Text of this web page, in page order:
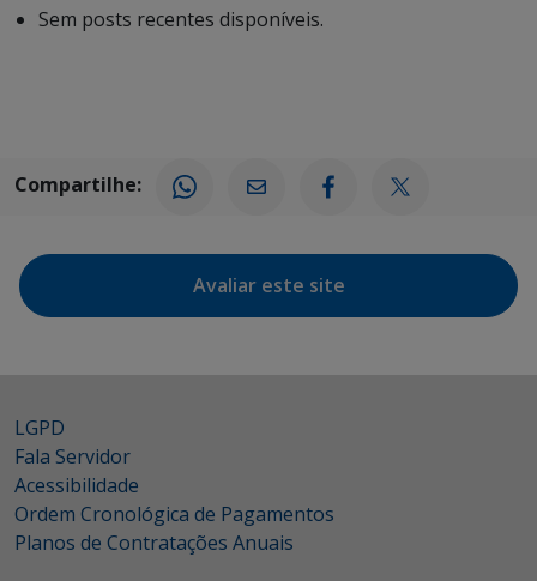
Sem posts recentes disponíveis.
Compartilhe:
Avaliar este site
LGPD
Fala Servidor
Acessibilidade
Ordem Cronológica de Pagamentos
Planos de Contratações Anuais